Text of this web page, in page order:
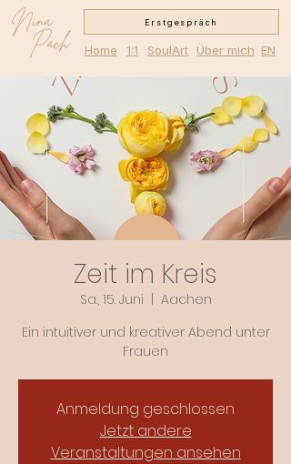
Home Über mich
Nina
Pach
Erstgespräch
1:1 SoulArt EN
Zeit im Kreis
Sa., 15. Juni
Aachen
Ein intuitiver und kreativer Abend unter
Frauen
Anmeldung geschlossen
Jetzt andere
Veranstaltungen ansehen